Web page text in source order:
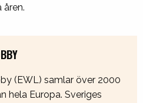
(EWL) samlar över 2000
hela Europa. Sveriges